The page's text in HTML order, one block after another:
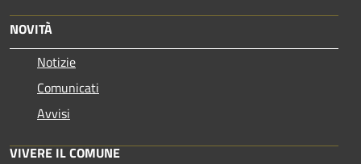
NOVITÀ
Notizie
Comunicati
Avvisi
VIVERE IL COMUNE